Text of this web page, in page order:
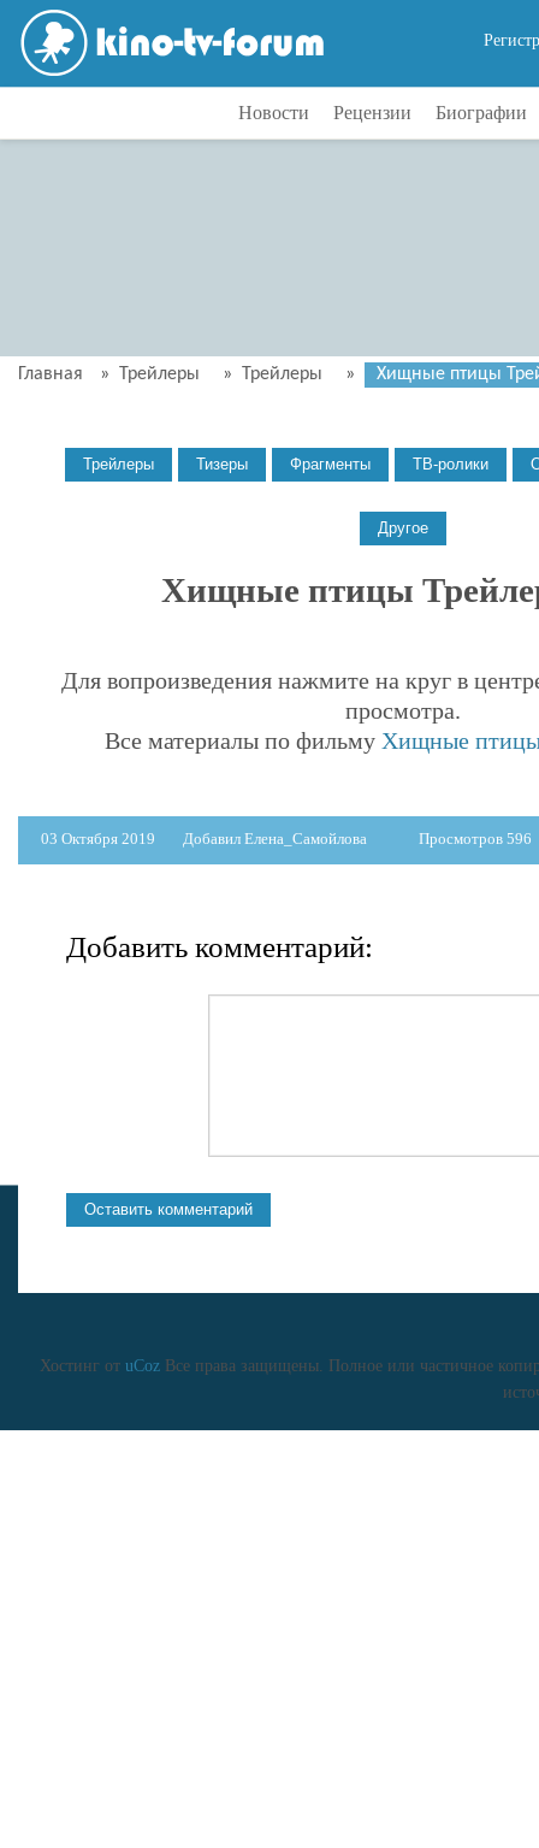
Новости Рецензии Биографии
Главная » Трейлеры » Трейлеры » Хищные птицы
Хищные птицы
Для вопроизведения нажмите на круг в
просмотра.
Все материалы по фильму Хищные
03 Октября 2019 Добавил Елена_Самойлова Просмотров 596
Добавить комментарий:
Хостинг от uCozВсе права защищены. Полное или частичное